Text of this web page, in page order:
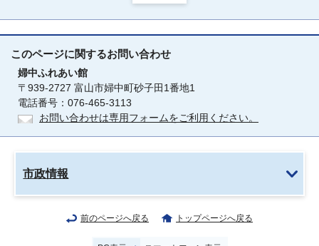
このページに関するお問い合わせ
婦中ふれあい館
〒939-2727 富山市婦中町砂子田1番地1
電話番号：076-465-3113
お問い合わせは専用フォームをご利用ください。
市政情報
前のページへ戻る トップページへ戻る